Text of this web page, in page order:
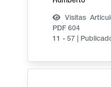
Visitas
PDF 604
11 - 57